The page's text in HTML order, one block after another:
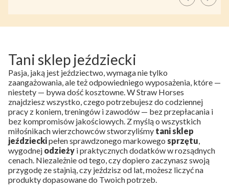
Tani sklep jeździecki
Pasja, jaką jest jeździectwo, wymaga nie tylko
zaangażowania, ale też odpowiedniego wyposażenia, które —
niestety — bywa dość kosztowne. W Straw Horses
znajdziesz wszystko, czego potrzebujesz do codziennej
pracy z koniem, treningów i zawodów — bez przepłacania i
bez kompromisów jakościowych. Z myślą o wszystkich
miłośnikach wierzchowców stworzyliśmy tani sklep
jeździeckipełen sprawdzonego markowego sprzętu,
wygodnej odzieży i praktycznych dodatków w rozsądnych
cenach. Niezależnie od tego, czy dopiero zaczynasz swoją
przygodę ze stajnią, czy jeździsz od lat, możesz liczyć na
produkty dopasowane do Twoich potrzeb.